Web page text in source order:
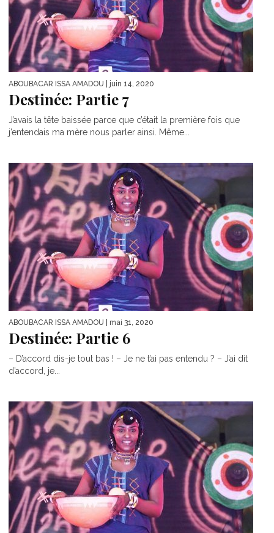
ABOUBACAR ISSA AMADOU | juin 14, 2020
Destinée: Partie 7
J’avais la tête baissée parce que c’était la première fois que
j’entendais ma mère nous parler ainsi. Même...
ABOUBACAR ISSA AMADOU | mai 31, 2020
Destinée: Partie 6
– D’accord dis-je tout bas ! – Je ne t’ai pas entendu ? – J’ai dit
d’accord, je...